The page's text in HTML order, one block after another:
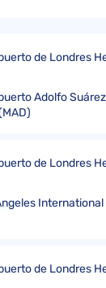
de Londres
Adolfo
de Londres
de Londres